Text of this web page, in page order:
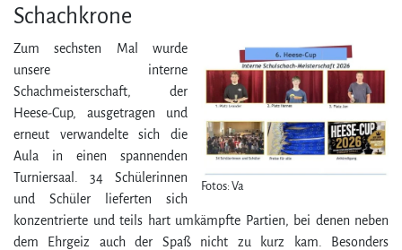
Schachkrone
Fotos: Va
Zum sechsten Mal wurde
unsere interne
Schachmeisterschaft, der
Heese-Cup, ausgetragen und
erneut verwandelte sich die
Aula in einen spannenden
Turniersaal. 34 Schüler­innen
und Schüler lieferten sich
konzentrierte und teils hart umkämpfte Partien, bei denen neben
dem Ehrgeiz auch der Spaß nicht zu kurz kam. Besonders